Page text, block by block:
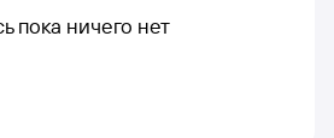
пока ничего нет